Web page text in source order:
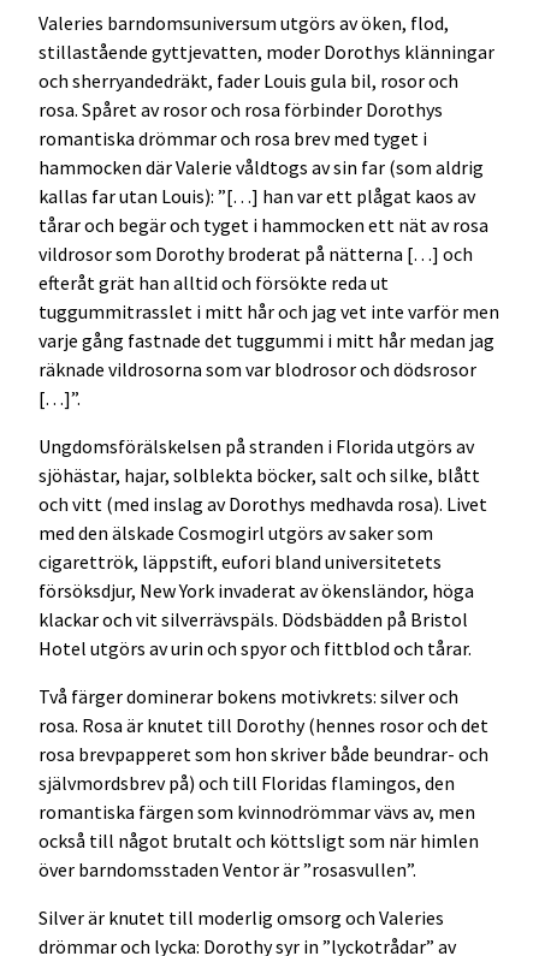
Valeries barndomsuniversum utgörs av öken, flod,
stillastående gyttjevatten, moder Dorothys klänningar
och sherryandedräkt, fader Louis gula bil, rosor och
rosa. Spåret av rosor och rosa förbinder Dorothys
romantiska drömmar och rosa brev med tyget i
hammocken där Valerie våldtogs av sin far (som aldrig
kallas far utan Louis): ”[…] han var ett plågat kaos av
tårar och begär och tyget i hammocken ett nät av rosa
vildrosor som Dorothy broderat på nätterna […] och
efteråt grät han alltid och försökte reda ut
tuggummitrasslet i mitt hår och jag vet inte varför men
varje gång fastnade det tuggummi i mitt hår medan jag
räknade vildrosorna som var blodrosor och dödsrosor
[…]”.
Ungdomsförälskelsen på stranden i Florida utgörs av
sjöhästar, hajar, solblekta böcker, salt och silke, blått
och vitt (med inslag av Dorothys medhavda rosa). Livet
med den älskade Cosmogirl utgörs av saker som
cigarettrök, läppstift, eufori bland universitetets
försöksdjur, New York invaderat av ökensländor, höga
klackar och vit silverrävspäls. Dödsbädden på Bristol
Hotel utgörs av urin och spyor och fittblod och tårar.
Två färger dominerar bokens motivkrets: silver och
rosa. Rosa är knutet till Dorothy (hennes rosor och det
rosa brevpapperet som hon skriver både beundrar- och
självmordsbrev på) och till Floridas flamingos, den
romantiska färgen som kvinnodrömmar vävs av, men
också till något brutalt och köttsligt som när himlen
över barndomsstaden Ventor är ”rosasvullen”.
Silver är knutet till moderlig omsorg och Valeries
drömmar och lycka: Dorothy syr in ”lyckotrådar” av